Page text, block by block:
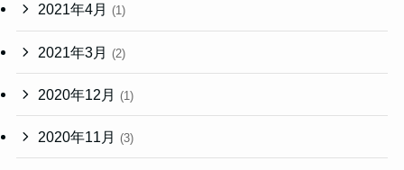
2021年4月 (1)
2021年3月 (2)
2020年12月 (1)
2020年11月 (3)